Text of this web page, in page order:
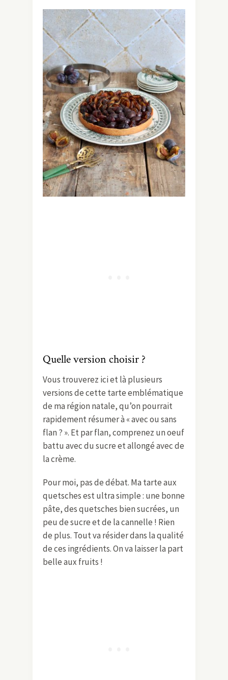
Quelle version choisir ?
Vous trouverez ici et là plusieurs
versions de cette tarte emblématique
de ma région natale, qu’on pourrait
rapidement résumer à « avec ou sans
flan ? ». Et par flan, comprenez un oeuf
battu avec du sucre et allongé avec de
la crème.
Pour moi, pas de débat. Ma tarte aux
quetsches est ultra simple : une bonne
pâte, des quetsches bien sucrées, un
peu de sucre et de la cannelle ! Rien
de plus. Tout va résider dans la qualité
de ces ingrédients. On va laisser la part
belle aux fruits !